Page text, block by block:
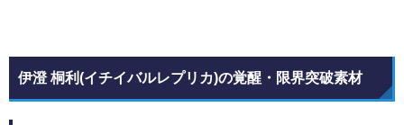
伊澄 桐利(イチイバルレプリカ)の覚醒・限界突破素材